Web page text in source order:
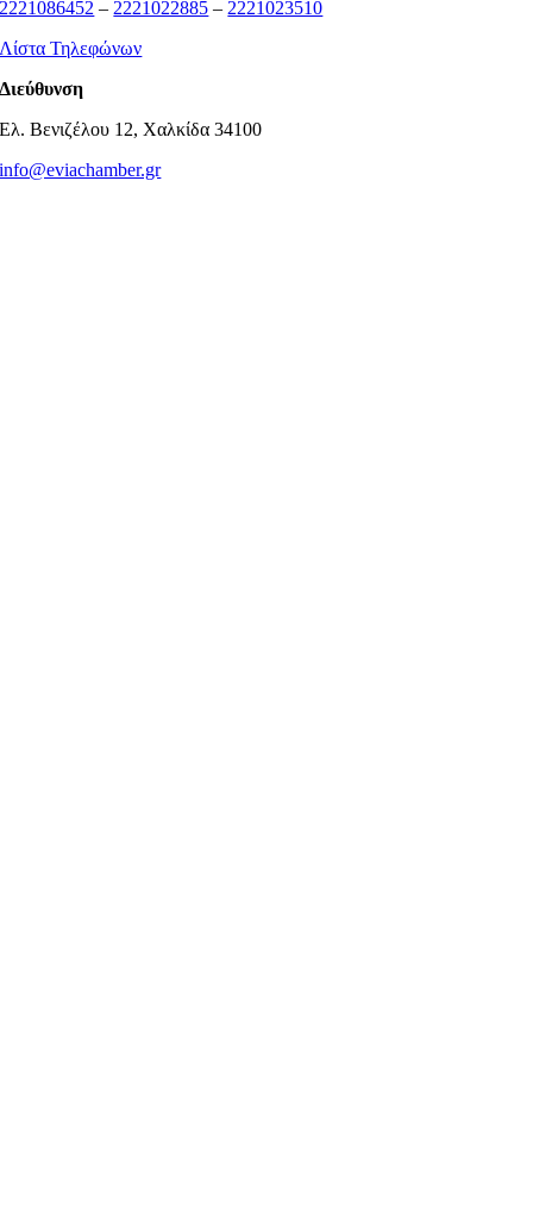
2221086452 – 2221022885 – 2221023510
Λίστα Τηλεφώνων
Διεύθυνση
Ελ. Βενιζέλου 12, Χαλκίδα 34100
info@eviachamber.gr